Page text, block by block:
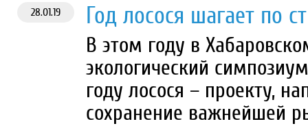
28.01.19 Год лосося шагает по
В этом году в
экологический
году лосося – проекту,
сохранение важнейшей